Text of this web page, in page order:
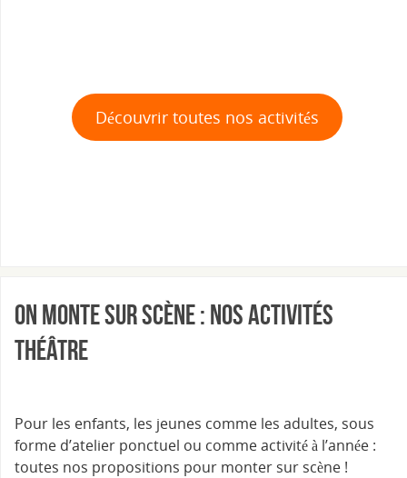
Découvrir toutes nos activités
On monte sur scène : nos activités
théâtre
Pour les enfants, les jeunes comme les adultes, sous
forme d’atelier ponctuel ou comme activité à l’année :
toutes nos propositions pour monter sur scène !